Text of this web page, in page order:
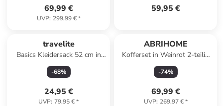
69,99 €
UVP: 299,99 €*
59,95 €
travelite
Basics Kleidersack 52 cm in
denim
-68%
24,95 €
UVP: 79,95 €*
ABRIHOME
Kofferset in Weinrot 2-teilig
14 19 Zoll
-74%
69,99 €
UVP: 269,97 €*